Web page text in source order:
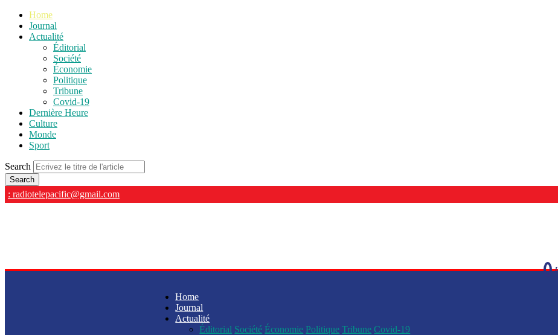
Home
Journal
Actualité
Éditorial
Société
Économie
Politique
Tribune
Covid-19
Dernière Heure
Culture
Monde
Sport
Search
: radiotelepacific@gmail.com
Home
Journal
Actualité
Éditorial Société Économie Politique Tribune Covid-19